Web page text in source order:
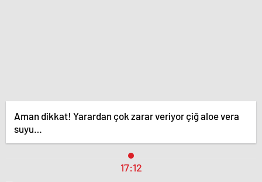
Aman dikkat! Yarardan çok zarar veriyor çiğ aloe vera
suyu…
17:12